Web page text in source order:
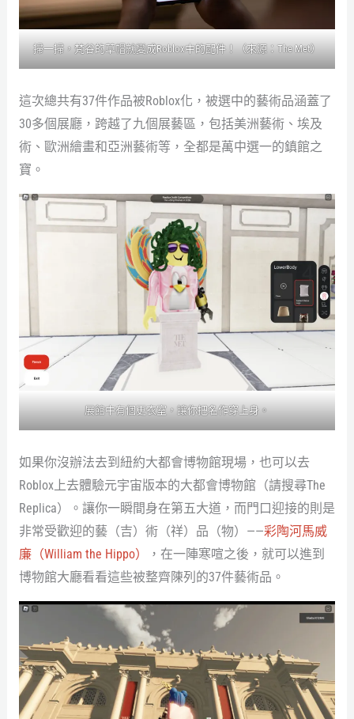
掃一掃，梵谷的草帽就變成Roblox中的配件！（來源： The Met）
這次總共有37件作品被Roblox化，被選中的藝術品涵蓋了
30多個展廳，跨越了九個展藝區，包括美洲藝術、埃及
術、歐洲繪畫和亞洲藝術等，全都是萬中選一的鎮館之
寶。
展館中有個更衣室，讓你把名作穿上身。
如果你沒辦法去到紐約大都會博物館現場，也可以去
Roblox上去體驗元宇宙版本的大都會博物館（請搜尋The
Replica）。讓你一瞬間身在第五大道，而門口迎接的則是
非常受歡迎的藝（吉）術（祥）品（物）——彩陶河馬威
廉（William the Hippo）
，在一陣寒喧之後，就可以進到
博物館大廳看看這些被整齊陳列的37件藝術品。